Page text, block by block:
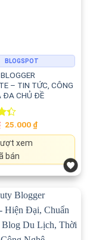
BLOGSPOT
– TIN TỨC, CÔNG
ĐA CHỦ ĐỀ
Original
was:
49.000 ₫.
25.000 ₫Current
price
xem
bán